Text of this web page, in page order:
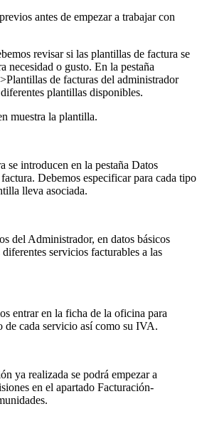
antes de empezar a trabajar con
revisar si las plantillas de factura se
necesidad o gusto. En la pestaña
de facturas del administrador
plantillas disponibles.
muestra la plantilla.
se introducen en la pestaña Datos
Debemos especificar para cada tipo
lleva asociada.
del Administrador, en datos básicos
servicios facturables a las
entrar en la ficha de la oficina para
de cada servicio así como su IVA.
ya realizada se podrá empezar a
en el apartado Facturación-